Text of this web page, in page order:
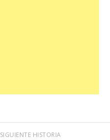
SIGUIENTE HISTORIA